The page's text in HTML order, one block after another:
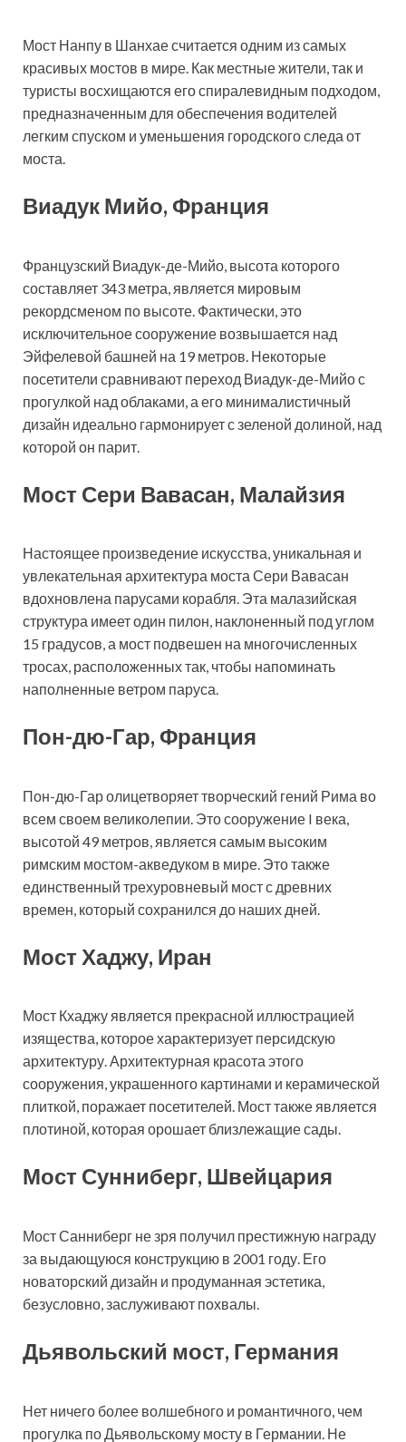
Мост Нанпу в Шанхае считается одним из самых
красивых мостов в мире. Как местные жители, так и
туристы восхищаются его спиралевидным подходом,
предназначенным для обеспечения водителей
легким спуском и уменьшения городского следа от
моста.
Виадук Мийо, Франция
Французский Виадук-де-Мийо, высота которого
составляет 343 метра, является мировым
рекордсменом по высоте. Фактически, это
исключительное сооружение возвышается над
Эйфелевой башней на 19 метров. Некоторые
посетители сравнивают переход Виадук-де-Мийо с
прогулкой над облаками, а его минималистичный
дизайн идеально гармонирует с зеленой долиной, над
которой он парит.
Мост Сери Вавасан, Малайзия
Настоящее произведение искусства, уникальная и
увлекательная архитектура моста Сери Вавасан
вдохновлена ​​парусами корабля. Эта малазийская
структура имеет один пилон, наклоненный под углом
15 градусов, а мост подвешен на многочисленных
тросах, расположенных так, чтобы напоминать
наполненные ветром паруса.
Пон-дю-Гар, Франция
Пон-дю-Гар олицетворяет творческий гений Рима во
всем своем великолепии. Это сооружение I века,
высотой 49 метров, является самым высоким
римским мостом-акведуком в мире. Это также
единственный трехуровневый мост с древних
времен, который сохранился до наших дней.
Мост Хаджу, Иран
Мост Кхаджу является прекрасной иллюстрацией
изящества, которое характеризует персидскую
архитектуру. Архитектурная красота этого
сооружения, украшенного картинами и керамической
плиткой, поражает посетителей. Мост также является
плотиной, которая орошает близлежащие сады.
Мост Сунниберг, Швейцария
Мост Санниберг не зря получил престижную награду
за выдающуюся конструкцию в 2001 году. Его
новаторский дизайн и продуманная эстетика,
безусловно, заслуживают похвалы.
Дьявольский мост, Германия
Нет ничего более волшебного и романтичного, чем
прогулка по Дьявольскому мосту в Германии. Не